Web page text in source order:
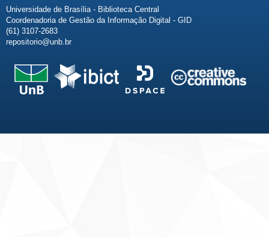
Universidade de Brasília - Biblioteca Central
Coordenadoria de Gestão da Informação Digital - GID
(61) 3107-2683
repositorio@unb.br